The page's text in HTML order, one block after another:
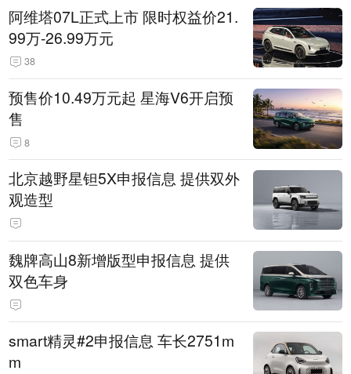
阿维塔07L正式上市 限时权益价21.
99万-26.99万元
38
预售价10.49万元起 星海V6开启预
售
8
北京越野星钽5X申报信息 提供双外
观造型
魏牌高山8新增版型申报信息 提供
双色车身
smart精灵#2申报信息 车长2751m
m